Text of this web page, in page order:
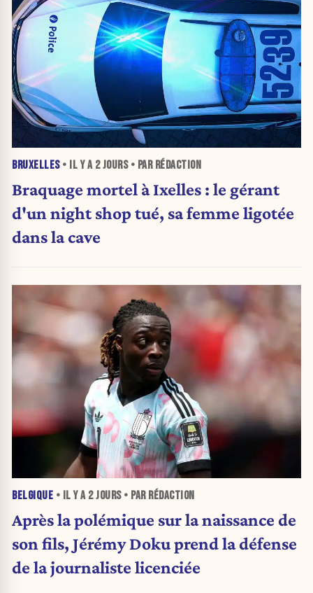
BRUXELLES• IL Y A 2 JOURS• PAR RÉDACTION
Braquage mortel à Ixelles : le gérant
d'un night shop tué, sa femme ligotée
dans la cave
BELGIQUE • IL Y A 2 JOURS• PAR RÉDACTION
Après la polémique sur la naissance de
son fils, Jérémy Doku prend la défense
de la journaliste licenciée